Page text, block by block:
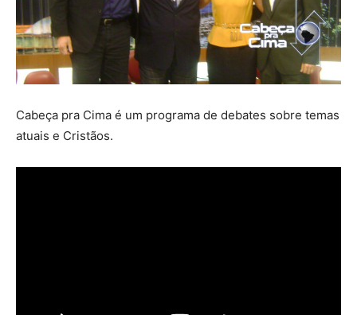
Cabeça pra Cima é um programa de debates sobre temas
atuais e Cristãos.